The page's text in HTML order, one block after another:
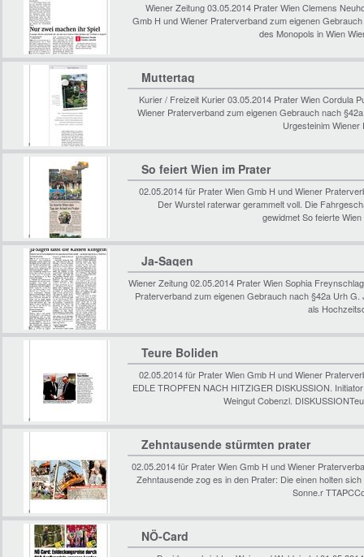
Wiener Zeitung 03.05.2014 Prater Wien Clemens
Gmb H und Wiener Praterverband zum eigenen
des Monopols in Wien
Muttertag
Kurier / Freizeit Kurier 03.05.2014 Prater Wien Cordula
Wiener Praterverband zum eigenen Gebrauch nach
Urgesteinim
So feiert Wien im Prater
02.05.2014 für Prater Wien Gmb H und Wiener
Der Wurstel raterwar gerammelt voll. Die
gewidmet So feierte
Ja-Sagen
Wiener Zeitung 02.05.2014 Prater Wien Sophia
Praterverband zum eigenen Gebrauch nach §42a Urh
als
Teure Boliden
02.05.2014 für Prater Wien Gmb H und Wiener
EDLE TROPFEN NACH HITZIGER DISKUSSION.
Weingut Cobenzl.
Zehntausende stürmten prater
02.05.2014 für Prater Wien Gmb H und Wiener
Zehntausende zog es in den Prater: Die einen holten
Sonne.r
NÖ-Card